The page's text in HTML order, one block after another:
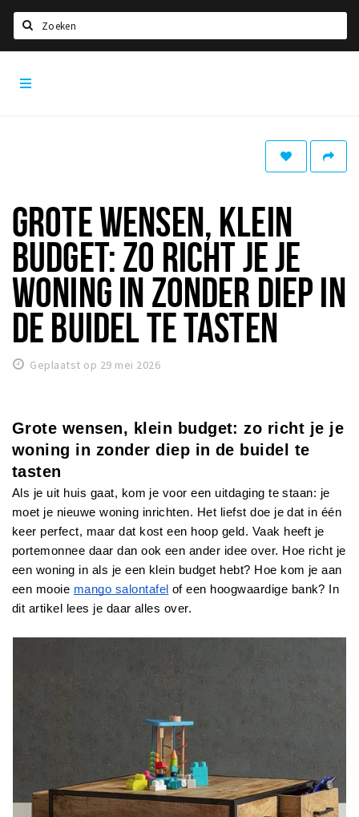
Home
Eten
Drinken
Slapen
Recreatief
Winkels
Bezienswaardigheden
Musea, theaters & podia
Uitjes & activiteiten
Toeristische routes
Natuurgebieden
Baroniepoorten
Sport
GROTE WENSEN, KLEIN
BUDGET: ZO RICHT JE JE
WONING IN ZONDER DIEP IN
DE BUIDEL TE TASTEN
Geplaatst op 29 mei 2026
Grote wensen, klein budget: zo richt je je
woning in zonder diep in de buidel te
tasten
Als je uit huis gaat, kom je voor een uitdaging te staan: je
moet je nieuwe woning inrichten. Het liefst doe je dat in één
keer perfect, maar dat kost een hoop geld. Vaak heeft je
portemonnee daar dan ook een ander idee over. Hoe richt je
een woning in als je een klein budget hebt? Hoe kom je aan
een mooie mango salontafel of een hoogwaardige bank? In
dit artikel lees je daar alles over.